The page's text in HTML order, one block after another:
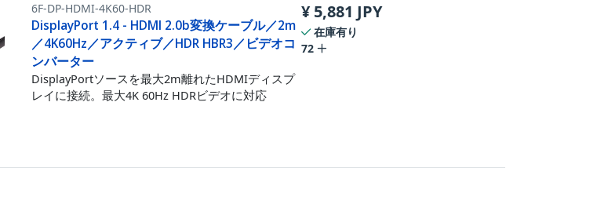
6F-DP-HDMI-4K60-HDR
DisplayPort 1.4 - HDMI 2.0b変換ケーブル／2m
／4K60Hz／アクティブ／HDR HBR3／ビデオコ
ンバーター
DisplayPortソースを最大2m離れたHDMIディスプ
レイに接続。最大4K 60Hz HDRビデオに対応
¥ 5,881 JPY
在庫有り
72